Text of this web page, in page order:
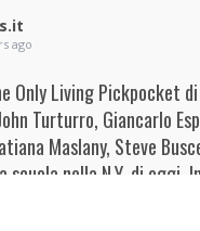
ago
Only Living Pickpocket di
Turturro, Giancarlo
Maslany, Steve
scuola nella N.Y. di oggi.